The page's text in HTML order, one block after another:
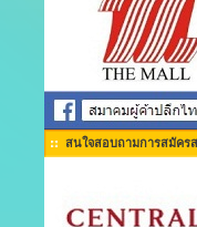
สนใจสอบถามการสมัคร